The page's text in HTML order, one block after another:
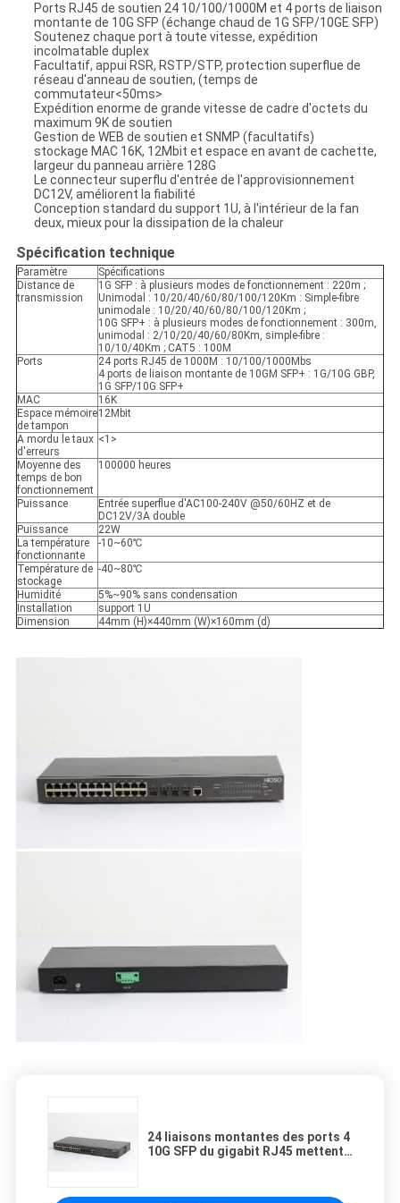
Ports RJ45 de soutien 24 10/100/1000M et 4 ports de liaison
montante de 10G SFP (échange chaud de 1G SFP/10GE SFP)
Soutenez chaque port à toute vitesse, expédition
incolmatable duplex
Facultatif, appui RSR, RSTP/STP, protection superflue de
réseau d'anneau de soutien, (temps de
commutateur<50ms>
Expédition enorme de grande vitesse de cadre d'octets du
maximum 9K de soutien
Gestion de WEB de soutien et SNMP (facultatifs)
stockage MAC 16K, 12Mbit et espace en avant de cachette,
largeur du panneau arrière 128G
Le connecteur superflu d'entrée de l'approvisionnement
DC12V, améliorent la fiabilité
Conception standard du support 1U, à l'intérieur de la fan
deux, mieux pour la dissipation de la chaleur
Spécification technique
Paramètre
Spécifications
Distance de
transmission
1G SFP : à plusieurs modes de fonctionnement : 220m ;
Unimodal : 10/20/40/60/80/100/120Km : Simple-fibre
unimodale : 10/20/40/60/80/100/120Km ;
10G SFP+ : à plusieurs modes de fonctionnement : 300m,
unimodal : 2/10/20/40/60/80Km, simple-fibre :
10/10/40Km ; CAT5 : 100M
Ports
24 ports RJ45 de 1000M : 10/100/1000Mbs
4 ports de liaison montante de 10GM SFP+ : 1G/10G GBP,
1G SFP/10G SFP+
MAC
16K
Espace mémoire
de tampon
12Mbit
A mordu le taux
d'erreurs
<1>
Moyenne des
temps de bon
fonctionnement
100000 heures
Puissance
Entrée superflue d'AC100-240V @50/60HZ et de
DC12V/3A double
Puissance
22W
La température
fonctionnante
-10~60℃
Température de
stockage
-40~80℃
Humidité
5%~90% sans condensation
Installation
support 1U
Dimension
44mm (H)×440mm (W)×160mm (d)
24 liaisons montantes des ports 4
10G SFP du gigabit RJ45 mettent
Ethernet